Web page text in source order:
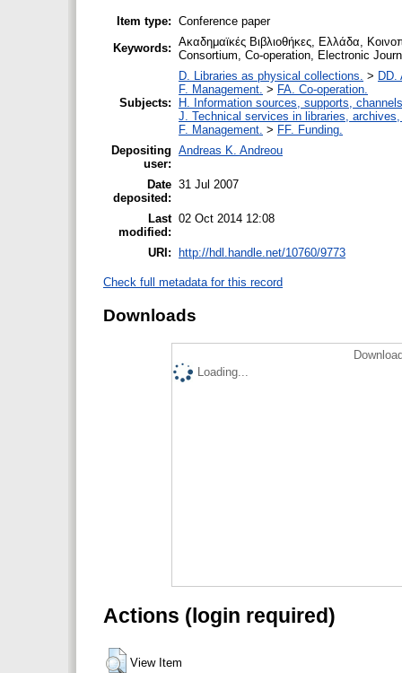
Item type: Conference paper
Keywords: Ακαδημαϊκές Βιβλιοθήκες, Ελλάδα,
Consortium, Co-operation, Electronic
Subjects:
D. Libraries as physical collections. > DD.
F. Management. > FA. Co-operation.
H. Information sources, supports,
J. Technical services in libraries,
F. Management. > FF. Funding.
Depositing
user:
Andreas K. Andreou
Date
deposited:
31 Jul 2007
Last
modified:
02 Oct 2014 12:08
URI: http://hdl.handle.net/10760/9773
Check full metadata for this record
Downloads
Loading...
Actions (login required)
View Item